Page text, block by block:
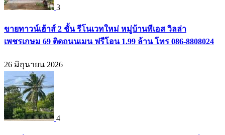
3
ขายทาวน์เฮ้าส์ 2 ชั้น รีโนเวทใหม่ หมู่บ้านพีเอส วิลล่า
เพชรเกษม 69 ติดถนนเมน ฟรีโอน 1.99 ล้าน โทร 086-8808024
26 มิถุนายน 2026
4